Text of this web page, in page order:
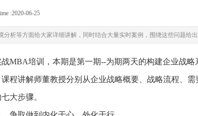
:2020-06-25
析等方面给大家详细讲解，同时结合大量实时案例，围绕这些问题给出
MBA培训，本期是第一期--为期两天的构建企业战略
讲解师董教授分别从企业战略概要、战略流程、需
大步骤。